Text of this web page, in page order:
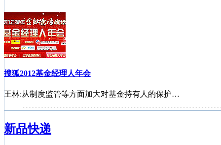
搜狐2012基金经理人年会
王林:从制度监管等方面加大对基金持有人的保护…
公募基金进入对冲时代
新品快递